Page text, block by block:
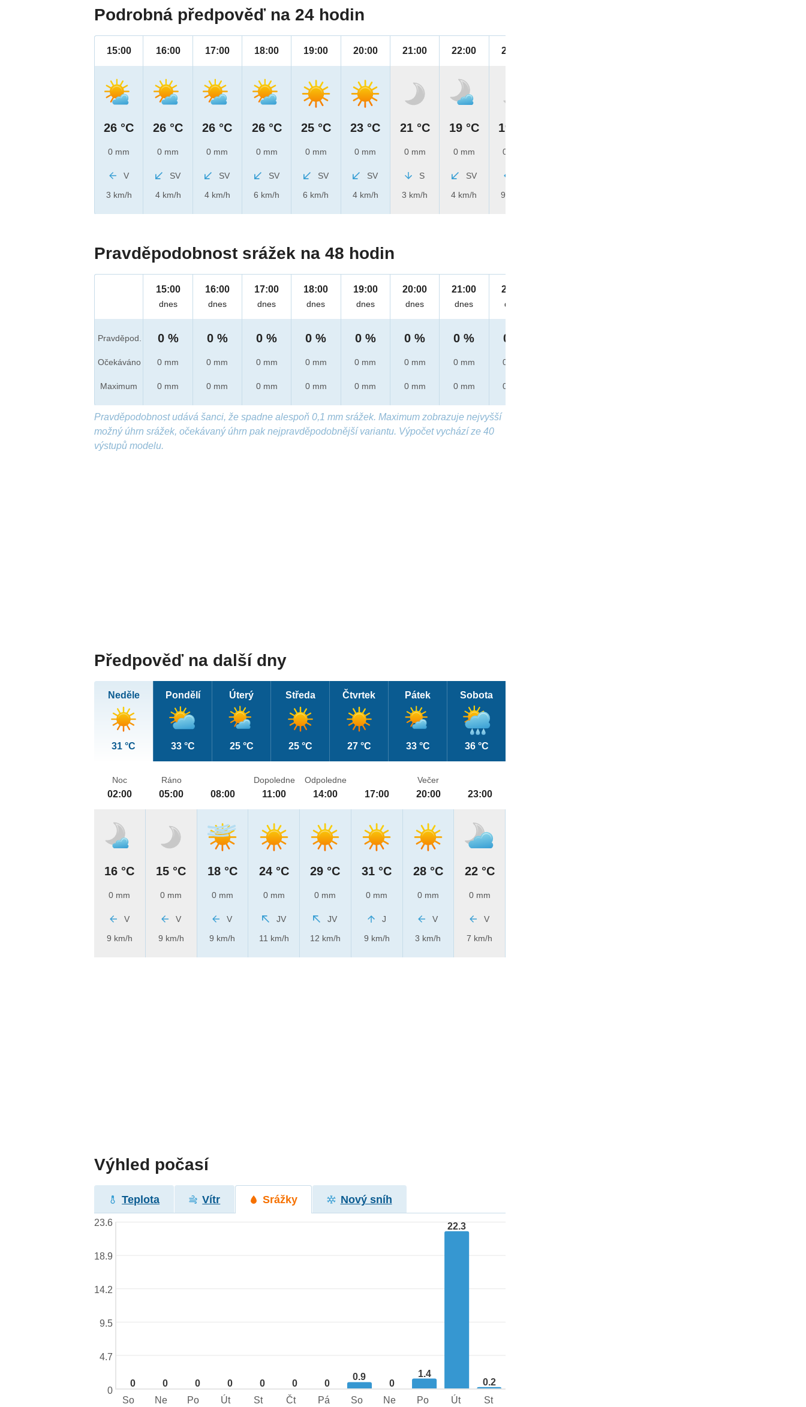
Podrobná předpověď na 24 hodin
15:00
26 °C
0 mm
V
3 km/h
16:00
26 °C
0 mm
SV
4 km/h
17:00
26 °C
0 mm
SV
4 km/h
18:00
26 °C
0 mm
SV
6 km/h
19:00
25 °C
0 mm
SV
6 km/h
20:00
23 °C
0 mm
SV
4 km/h
21:00
21 °C
0 mm
S
3 km/h
22:00
19 °C
0 mm
SV
4 km/h
23:00
19 °C
0 mm
9 km/h
Pravděpodobnost srážek na 48 hodin
Pravděpod.
Očekáváno
Maximum
15:00
dnes
0 %
0 mm
0 mm
16:00
dnes
0 %
0 mm
0 mm
17:00
dnes
0 %
0 mm
0 mm
18:00
dnes
0 %
0 mm
0 mm
19:00
dnes
0 %
0 mm
0 mm
20:00
dnes
0 %
0 mm
0 mm
21:00
dnes
0 %
0 mm
0 mm
22:00
dnes
0 %
0 mm
0 mm
Pravděpodobnost udává šanci, že spadne alespoň 0,1 mm srážek. Maximum zobrazuje nejvyšší
možný úhrn srážek, očekávaný úhrn pak nejpravděpodobnější variantu. Výpočet vychází ze 40
výstupů modelu.
Předpověď na další dny
Neděle
31 °C
Pondělí
33 °C
Úterý
25 °C
Středa
25 °C
Čtvrtek
27 °C
Pátek
33 °C
Sobota
36 °C
Noc
02:00
16 °C
0 mm
V
9 km/h
Ráno
05:00
15 °C
0 mm
V
9 km/h
08:00
18 °C
0 mm
V
9 km/h
Dopoledne
11:00
24 °C
0 mm
JV
11 km/h
Odpoledne
14:00
29 °C
0 mm
JV
12 km/h
17:00
31 °C
0 mm
J
9 km/h
Večer
20:00
28 °C
0 mm
V
3 km/h
23:00
22 °C
0 mm
V
7 km/h
Výhled počasí
Teplota Vítr Srážky Nový sníh
0 0 0 0 0 0 0
0.9
0
1.4
22.3
0.2
23.6
18.9
14.2
9.5
4.7
0
So
Ne Po Út St Čt Pá So Ne Po Út St